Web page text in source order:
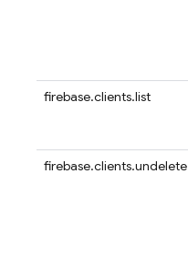
firebase.clients.list
firebase.clients.undelete